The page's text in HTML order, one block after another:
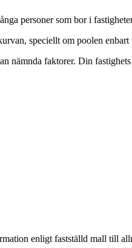
personer som bor i
speciellt om poolen
nämnda faktorer. Din
enligt fastställd mall till